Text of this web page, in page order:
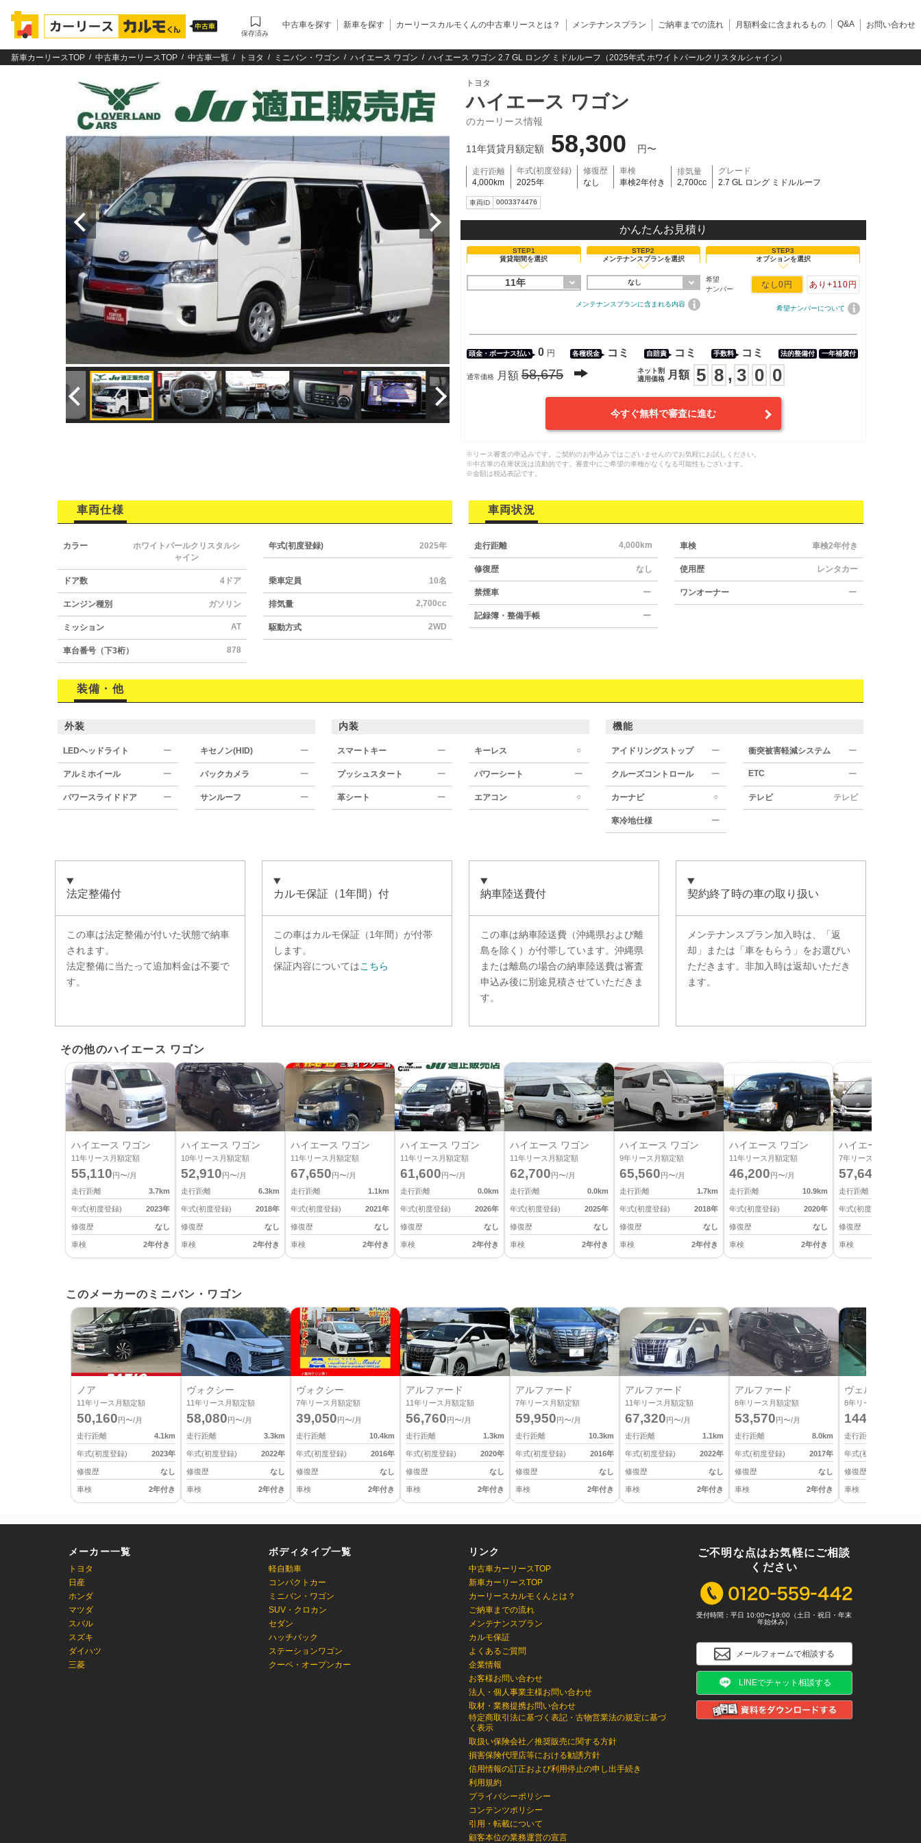
保存済み
中古車を探す 新車を探す カーリースカルモくんの中古車リースとは？ メンテナンスプラン ご納車までの流れ 月額料金に含まれるもの Q&A お問い合わせ
新車カーリースTOP 中古車カーリースTOP 中古車一覧 トヨタ ミニバン・ワゴン ハイエース ワゴン ハイエース ワゴン 2.7 GL ロング ミドルルーフ（2025年式 ホワイトパールクリスタルシャイン）
トヨタ
ハイエース ワゴン
のカーリース情報
11年賃貸月額定額 58,300 円〜
走行距離
4,000km
年式(初度登録)
2025年
修復歴
なし
車検
車検2年付き
排気量
2,700cc
グレード
2.7 GL ロング ミドルルーフ
車両ID 0003374476
かんたんお見積り
STEP1
賃貸期間を選択
11年
STEP2
メンテナンスプランを選択
なし
メンテナンスプランに含まれる内容
STEP3
オプションを選択
希望
ナンバー
なし0円 あり +110円
希望ナンバーについて
頭金・ボーナス払い 0 円 各種税金 コミ 自賠責 コミ 手数料 コミ 法的整備付 一年補償付
通常価格 月額 58,675
ネット割
適用価格
月額 5 8 , 3 0 0
今すぐ無料で審査に進む
※リース審査の申込みです。ご契約のお申込みではございませんのでお気軽にお試しください。
※中古車の在庫状況は流動的です。審査中にご希望の車種がなくなる可能性もございます。
※金額は税込表記です。
車両仕様
カラー
ホワイトパールクリスタルシ
ャイン
年式(初度登録) 2025年
ドア数 4ドア 乗車定員 10名
エンジン種別 ガソリン 排気量 2,700cc
ミッション AT 駆動方式 2WD
車台番号（下3桁） 878
車両状況
走行距離 4,000km 車検 車検2年付き
修復歴 なし 使用歴 レンタカー
禁煙車 ー ワンオーナー ー
記録簿・整備手帳 ー
装備・他
外装
LEDヘッドライト ー キセノン(HID) ー
アルミホイール ー バックカメラ ー
パワースライドドア ー サンルーフ ー
内装
スマートキー ー キーレス ○
プッシュスタート ー パワーシート ー
革シート ー エアコン ○
機能
アイドリングストップ ー 衝突被害軽減システム ー
クルーズコントロール ー ETC ー
カーナビ ○ テレビ テレビ
寒冷地仕様 ー
法定整備付
この車は法定整備が付いた状態で納車
されます。
法定整備に当たって追加料金は不要で
す。
カルモ保証（1年間）付
この車はカルモ保証（1年間） が付帯
します。
保証内容についてはこちら
納車陸送費付
この車は納車陸送費（沖縄県および離
島を除く）が付帯しています。沖縄県
または離島の場合の納車陸送費は審査
申込み後に別途見積させていただきま
す。
契約終了時の車の取り扱い
メンテナンスプラン加入時は、「返
却」または「車をもらう」をお選びい
ただきます。非加入時は返却いただき
ます。
その他のハイエース ワゴン
ハイエース ワゴン
11年リース月額定額
55,110 円〜/月
走行距離
3.7km
年式(初度登録) 2023年
修復歴 なし
車検 2年付き
ハイエース ワゴン
10年リース月額定額
52,910 円〜/月
走行距離
6.3km
年式(初度登録) 2018年
修復歴 なし
車検 2年付き
ハイエース ワゴン
11年リース月額定額
67,650 円〜/月
走行距離
1.1km
年式(初度登録) 2021年
修復歴 なし
車検 2年付き
ハイエース ワゴン
11年リース月額定額
61,600 円〜/月
走行距離
0.0km
年式(初度登録) 2026年
修復歴 なし
車検 2年付き
ハイエース ワゴン
11年リース月額定額
62,700 円〜/月
走行距離
0.0km
年式(初度登録) 2025年
修復歴 なし
車検 2年付き
ハイエース ワゴン
9年リース月額定額
65,560 円〜/月
走行距離
1.7km
年式(初度登録) 2018年
修復歴 なし
車検 2年付き
ハイエース ワゴン
11年リース月額定額
46,200 円〜/月
走行距離
10.9km
年式(初度登録) 2020年
修復歴 なし
車検 2年付き
ハイエース ワゴン
7年リース月額定額
57,640
走行距離
年式(初度登録)
修復歴
車検
このメーカーのミニバン・ワゴン
ノア
11年リース月額定額
50,160 円〜/月
走行距離
4.1km
年式(初度登録) 2023年
修復歴 なし
車検 2年付き
ヴォクシー
11年リース月額定額
58,080 円〜/月
走行距離
3.3km
年式(初度登録) 2022年
修復歴 なし
車検 2年付き
ヴォクシー
7年リース月額定額
39,050 円〜/月
走行距離
10.4km
年式(初度登録) 2016年
修復歴 なし
車検 2年付き
アルファード
11年リース月額定額
56,760 円〜/月
走行距離
1.3km
年式(初度登録) 2020年
修復歴 なし
車検 2年付き
アルファード
7年リース月額定額
59,950 円〜/月
走行距離
10.3km
年式(初度登録) 2016年
修復歴 なし
車検 2年付き
アルファード
11年リース月額定額
67,320 円〜/月
走行距離
1.1km
年式(初度登録) 2022年
修復歴 なし
車検 2年付き
アルファード
8年リース月額定額
53,570 円〜/月
走行距離
8.0km
年式(初度登録) 2017年
修復歴 なし
車検 2年付き
ヴェルファイア
8年リース月額定額
144,430
走行距離
年式(初度登録)
修復歴
車検
メーカー一覧
トヨタ
日産
ホンダ
マツダ
スバル
スズキ
ダイハツ
三菱
ボディタイプ一覧
軽自動車
コンパクトカー
ミニバン・ワゴン
SUV・クロカン
セダン
ハッチバック
ステーションワゴン
クーペ・オープンカー
リンク
中古車カーリースTOP
新車カーリースTOP
カーリースカルモくんとは？
ご納車までの流れ
メンテナンスプラン
カルモ保証
よくあるご質問
企業情報
お客様お問い合わせ
法人・個人事業主様お問い合わせ
取材・業務提携お問い合わせ
特定商取引法に基づく表記・古物営業法の規定に基づ
く表示
取扱い保険会社／推奨販売に関する方針
損害保険代理店等における勧誘方針
信用情報の訂正および利用停止の申し出手続き
利用規約
プライバシーポリシー
コンテンツポリシー
引用・転載について
顧客本位の業務運営の宣言
ご不明な点はお気軽にご相談
ください
受付時間：平日 10:00〜19:00（土日・祝日・年末
年始休み）
メールフォームで相談する
LINEでチャット相談する